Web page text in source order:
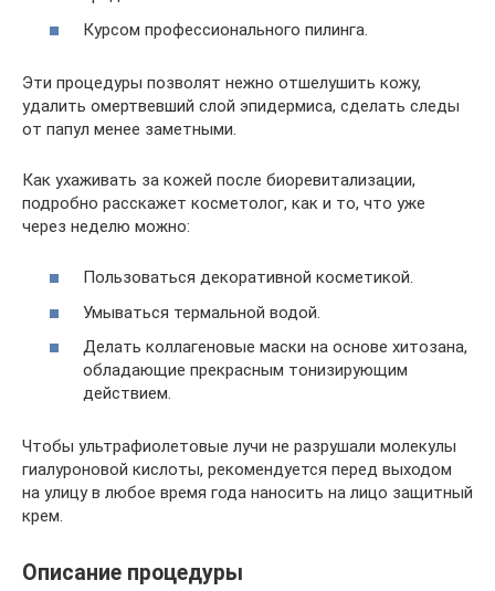
Курсом профессионального пилинга.
Эти процедуры позволят нежно отшелушить кожу,
удалить омертвевший слой эпидермиса, сделать следы
от папул менее заметными.
Как ухаживать за кожей после биоревитализации,
подробно расскажет косметолог, как и то, что уже
через неделю можно:
Пользоваться декоративной косметикой.
Умываться термальной водой.
Делать коллагеновые маски на основе хитозана,
обладающие прекрасным тонизирующим
действием.
Чтобы ультрафиолетовые лучи не разрушали молекулы
гиалуроновой кислоты, рекомендуется перед выходом
на улицу в любое время года наносить на лицо защитный
крем.
Описание процедуры